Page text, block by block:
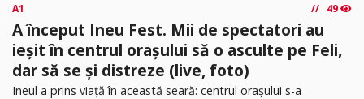
A1 49
A început Ineu Fest. Mii de spectatori au
ieșit în centrul orașului să o asculte pe Feli,
dar să se și distreze (live, foto)
Ineul a prins viață în această seară: centrul orașului s-a